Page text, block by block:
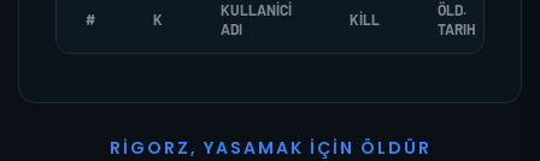
# K
KULLANICI
ADI
KILL
ÖLD.
TARIH
R I G O R Z, YASAMAK İ ÇI N Ö L D Ü R